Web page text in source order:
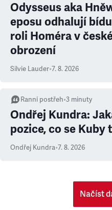
Odysseus aka
eposu odhalují
roli Homéra v
obrození
Silvie Lauder•7. 8. 2026
Ranní postřeh•3 minuty
Ondřej Kundra:
pozice, co se Kuby
Ondřej Kundra•7. 8. 2026
Načíst